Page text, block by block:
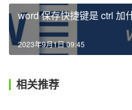
word 保存快捷键是 ctrl 加
2023年9月1日 09:45
相关推荐